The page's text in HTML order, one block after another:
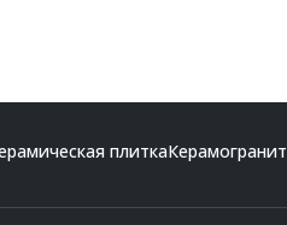
плиткаКерамогранит